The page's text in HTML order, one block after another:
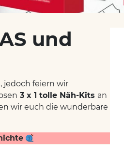
und
jedoch feiern wir
3 x 1 tolle Näh-Kits an
wir euch die wunderbare